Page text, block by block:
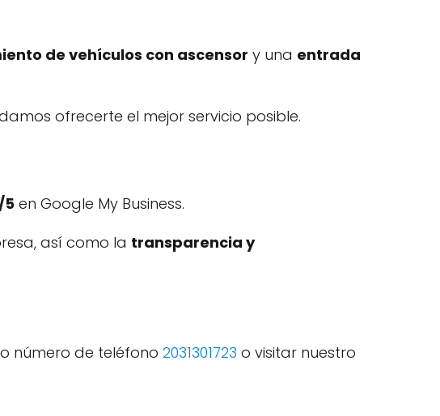
de vehículos con ascensor y una entrada
ofrecerte el mejor servicio posible.
5en Google My Business.
así como la transparencia y
número de teléfono 2031301723 o visitar nuestro